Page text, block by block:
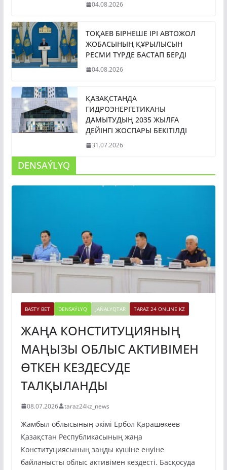
04.08.2026
ТОҚАЕВ БІРНЕШЕ ІРІ АВТОЖОЛ
ЖОБАСЫНЫҢ ҚҰРЫЛЫСЫН
РЕСМИ ТҮРДЕ БАСТАП БЕРДІ
04.08.2026
ҚАЗАҚСТАНДА
ГИДРОЭНЕРГЕТИКАНЫ
ДАМЫТУДЫҢ 2035 ЖЫЛҒА
ДЕЙІНГІ ЖОСПАРЫ БЕКІТІЛДІ
31.07.2026
DENSAÝLYQ
BASTY BET DENSAÝLYQ JAŃALYQTAR TARAZ 24 ONLINE KZ
ЖАҢА КОНСТИТУЦИЯНЫҢ
МАҢЫЗЫ ОБЛЫС АКТИВІМЕН
ӨТКЕН КЕЗДЕСУДЕ
ТАЛҚЫЛАНДЫ
08.07.2026 taraz24kz_news
Жамбыл облысының әкімі Ербол Қарашөкеев
Қазақстан Республикасының жаңа
Конституциясының заңды күшіне енуіне
байланысты облыс активімен кездесті. Басқосуда